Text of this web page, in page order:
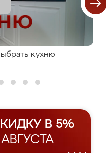
кухню
В 5%